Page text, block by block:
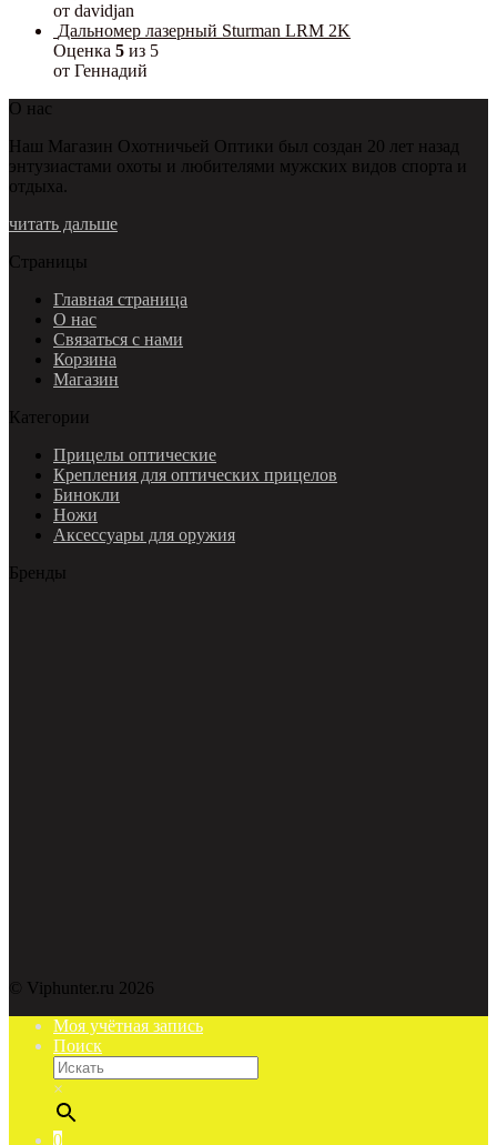
от davidjan
Дальномер лазерный Sturman LRM 2K
Оценка 5 из 5
от Геннадий
О нас
Наш Магазин Охотничьей Оптики был создан 20 лет назад
энтузиастами охоты и любителями мужских видов спорта и
отдыха.
читать дальше
Страницы
Главная страница
О нас
Связаться с нами
Корзина
Магазин
Категории
Прицелы оптические
Крепления для оптических прицелов
Бинокли
Ножи
Аксессуары для оружия
Бренды
© Viphunter.ru 2026
Моя учётная запись
Поиск
×
0